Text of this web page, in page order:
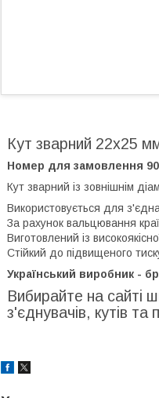
Кут зварний 22х25
Номер для замовлення
Кут зварний із зовнішнім
Використовується для
За рахунок вальцювання
Виготовлений із
Стійкий до підвищеного
Український виробник -
Вибирайте на сайті
з'єднувачів, кутів та